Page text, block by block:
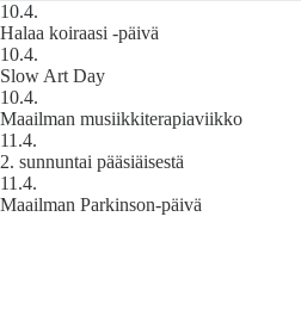
10.4.
Halaa koiraasi -päivä
10.4.
Slow Art Day
10.4.
Maailman musiikkiterapiaviikko
11.4.
2. sunnuntai pääsiäisestä
11.4.
Maailman Parkinson-päivä